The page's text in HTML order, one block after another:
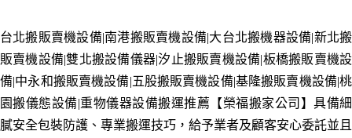
台北搬販賣機設備|南港搬販賣機設備|大台北搬機器設備|新北搬
販賣機設備|雙北搬設備儀器|汐止搬販賣機設備|板橋搬販賣機設
備|中永和搬販賣機設備|五股搬販賣機設備|基隆搬販賣機設備|桃
園搬儀態設備|重物儀器設備搬運推薦【榮福搬家公司】具備細
膩安全包裝防護、專業搬運技巧，給予業者及顧客安心委託並且